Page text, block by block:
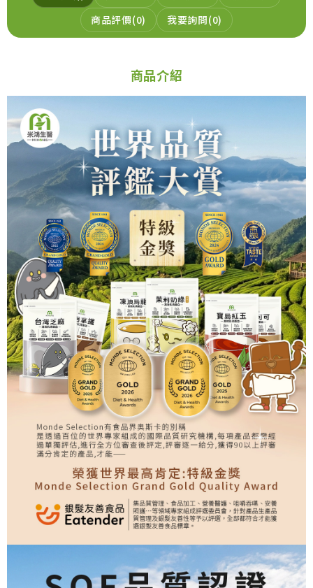
元氣穀力-五穀粉_加購
NT$299 NT$299
加入購物車
元氣穀力-豆漿粉_加購
NT$ 299NT$299
加入購物車
元氣穀力-洋車前籽_加購
NT$299NT$299
加入購物車
商品評價 0 我要詢問 0
商品介紹